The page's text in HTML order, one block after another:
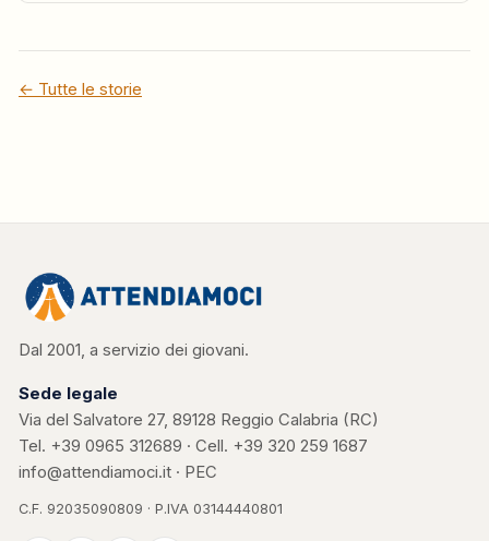
← Tutte le storie
Dal 2001, a servizio dei giovani.
Sede legale
Via del Salvatore 27, 89128 Reggio Calabria (RC)
Tel. +39 0965 312689 · Cell. +39 320 259 1687
info@attendiamoci.it · PEC
C.F. 92035090809 · P.IVA 03144440801